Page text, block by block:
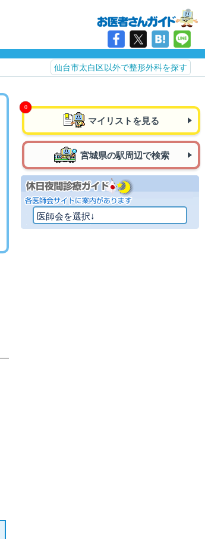
仙台市太白区以外で整形外科を探す
マイリストを見る
宮城県の駅周辺で検索